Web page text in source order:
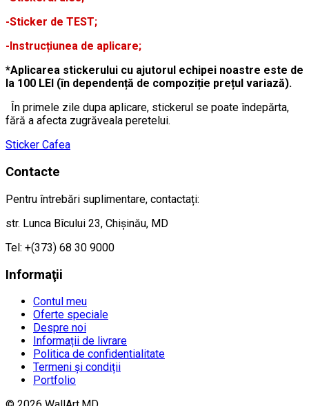
-Sticker de TEST;
-Instrucțiunea de aplicare;
*Aplicarea stickerului cu ajutorul echipei noastre este de
la 100 LEI (în dependență de compoziție prețul variază).
În primele zile dupa aplicare, stickerul se poate îndepărta,
fără a afecta zugrăveala peretelui.
Sticker Cafea
Contacte
Pentru întrebări suplimentare, contactați:
str. Lunca Bîcului 23, Chișinău, MD
Tel: +(373) 68 30 9000
Informaţii
Contul meu
Oferte speciale
Despre noi
Informații de livrare
Politica de confidentialitate
Termeni și condiții
Portfolio